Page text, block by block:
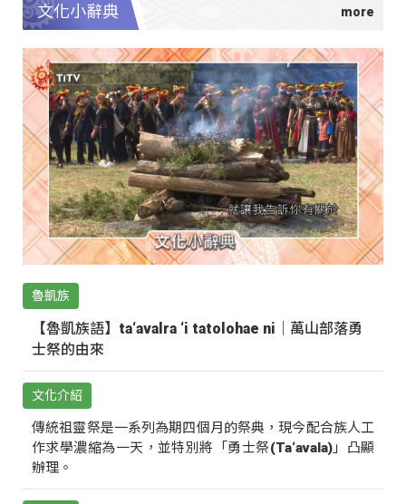
文化小辭典
魯凱族
【魯凱族語】ta‘avalra ‘i tatolohae ni｜萬山部落勇
士祭的由來
文化介紹
傳統祖靈祭是一系列為期四個月的祭典，現今配合族人工
作求學濃縮為一天，並特別將「勇士祭(Ta‘avala)」凸顯
辦理。